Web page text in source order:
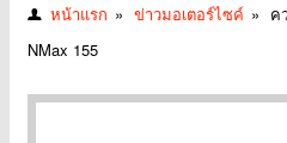
หน้าแรก » ข่าวมอเตอร์ไซค์ » ค
NMax 155